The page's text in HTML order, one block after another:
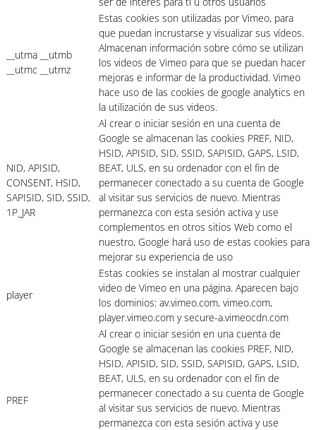
__utma __utmb
__utmc __utmz
Estas cookies son utilizadas por Vimeo, para
que puedan incrustarse y visualizar sus vídeos.
Almacenan información sobre cómo se utilizan
los videos de Vimeo para que se puedan hacer
mejoras e informar de la productividad. Vimeo
hace uso de las cookies de google analytics en
la utilización de sus videos.
NID, APISID,
CONSENT, HSID,
SAPISID, SID, SSID,
1P_JAR
Al crear o iniciar sesión en una cuenta de
Google se almacenan las cookies PREF, NID,
HSID, APISID, SID, SSID, SAPISID, GAPS, LSID,
BEAT, ULS, en su ordenador con el fin de
permanecer conectado a su cuenta de Google
al visitar sus servicios de nuevo. Mientras
permanezca con esta sesión activa y use
complementos en otros sitios Web como el
nuestro, Google hará uso de estas cookies para
mejorar su experiencia de uso
player
Estas cookies se instalan al mostrar cualquier
video de Vimeo en una página. Aparecen bajo
los dominios: av.vimeo.com, vimeo.com,
player.vimeo.com y secure-a.vimeocdn.com
PREF
Al crear o iniciar sesión en una cuenta de
Google se almacenan las cookies PREF, NID,
HSID, APISID, SID, SSID, SAPISID, GAPS, LSID,
BEAT, ULS, en su ordenador con el fin de
permanecer conectado a su cuenta de Google
al visitar sus servicios de nuevo. Mientras
permanezca con esta sesión activa y use